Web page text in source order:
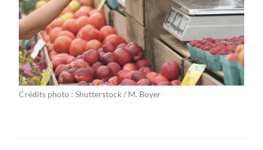
Crédits photo : Shutterstock / M. Boyer